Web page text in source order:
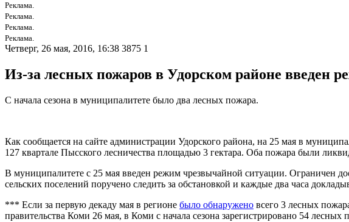
Реклама.
Реклама.
Реклама.
Реклама.
Четверг, 26 мая, 2016, 16:38 3875 1
Из-за лесных пожаров в Удорском районе введен
С начала сезона в муниципалитете было два лесных пожара.
Как сообщается на сайте администрации Удорского района, на 25 мая в
127 квартале Пысского лесничества площадью 3 гектара. Оба пожара были
В муниципалитете с 25 мая введен режим чрезвычайной ситуации. Ограничен
сельских поселений поручено следить за обстановкой и каждые два часа
*** Если за первую декаду мая в регионе было обнаружено всего 3 лесных
правительства Коми 26 мая, в Коми с начала сезона зарегистрировано 54 лесных